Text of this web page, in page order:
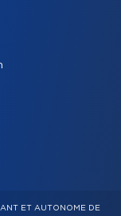
ET AUTONOME DE